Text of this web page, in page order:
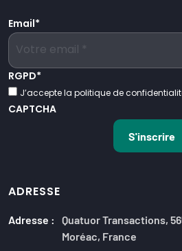
Email*
RGPD*
J’accepte la politique de
CAPTCHA
ADRESSE
Adresse : Quatuor Transactions,
Moréac, France